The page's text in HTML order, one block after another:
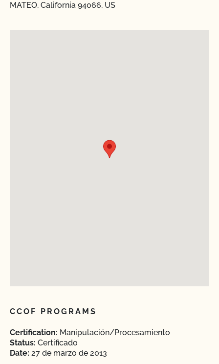
MATEO, California 94066, US
CCOF PROGRAMS
Certification: Manipulación/Procesamiento
Status: Certificado
Date: 27 de marzo de 2013